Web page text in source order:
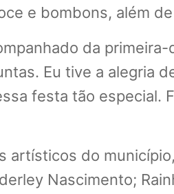
e bombons, além
da primeira-
Eu tive a alegria
festa tão especial.
do
Nascimento;